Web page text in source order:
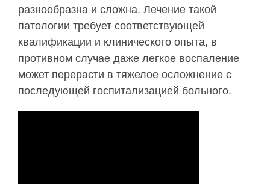
разнообразна и сложна. Лечение такой
патологии требует соответствующей
квалификации и клинического опыта, в
противном случае даже легкое воспаление
может перерасти в тяжелое осложнение с
последующей госпитализацией больного.